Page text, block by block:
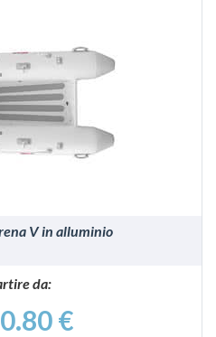
VEDI
V in alluminio
da:
€